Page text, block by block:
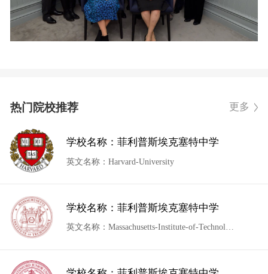
热门院校推荐 更多
学校名称：菲利普斯埃克塞特中学
英文名称：Harvard-University
学校名称：菲利普斯埃克塞特中学
英文名称：Massachusetts-Institute-of-Technology